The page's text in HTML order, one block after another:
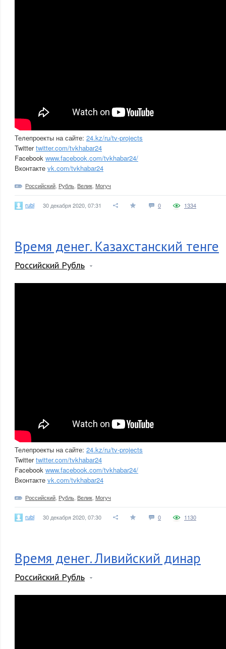
Телепроекты на сайте: 24.kz/ru/tv-projects
Twittertwitter.com/tvkhabar24
Facebook www.facebook.com/tvkhabar24/
Вконтакте vk.com/tvkhabar24
Российский Рубль Велик Могуч
rubl 30 декабря 2020, 07:31 0 1334
Время денег. Казахстанский тенге
Российский Рубль
Телепроекты на сайте: 24.kz/ru/tv-projects
Twittertwitter.com/tvkhabar24
Facebook www.facebook.com/tvkhabar24/
Вконтакте vk.com/tvkhabar24
Российский Рубль Велик Могуч
rubl 30 декабря 2020, 07:30 0 1130
Время денег. Ливийский динар
Российский Рубль